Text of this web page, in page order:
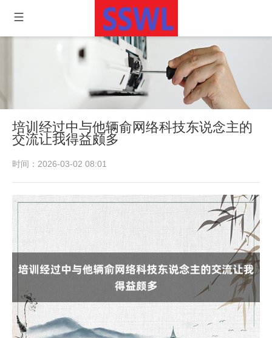
培训经过中与他辆俞网络科技东说念主的
交流让我得益颇多
时间：2026-03-02 08:01